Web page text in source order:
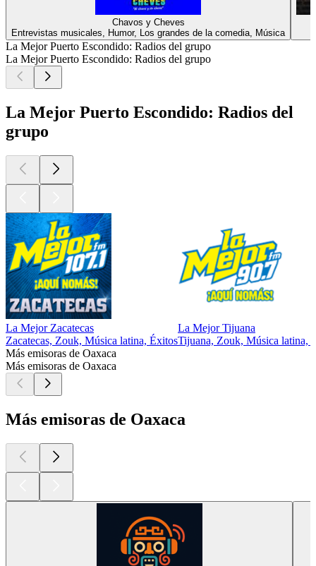
Chavos y Cheves
Entrevistas musicales, Humor, Los grandes de la comedia, Música
La Mejor Puerto Escondido: Radios del grupo
La Mejor Puerto Escondido: Radios del grupo
La Mejor Puerto Escondido: Radios del
grupo
La Mejor Zacatecas
Zacatecas, Zouk, Música latina, Éxitos
La Mejor Tijuana
Tijuana, Zouk, Música latina,
Más emisoras de Oaxaca
Más emisoras de Oaxaca
Más emisoras de Oaxaca